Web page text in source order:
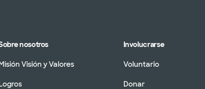
nosotros
Visión y Valores
Involucrarse
Voluntario
Donar